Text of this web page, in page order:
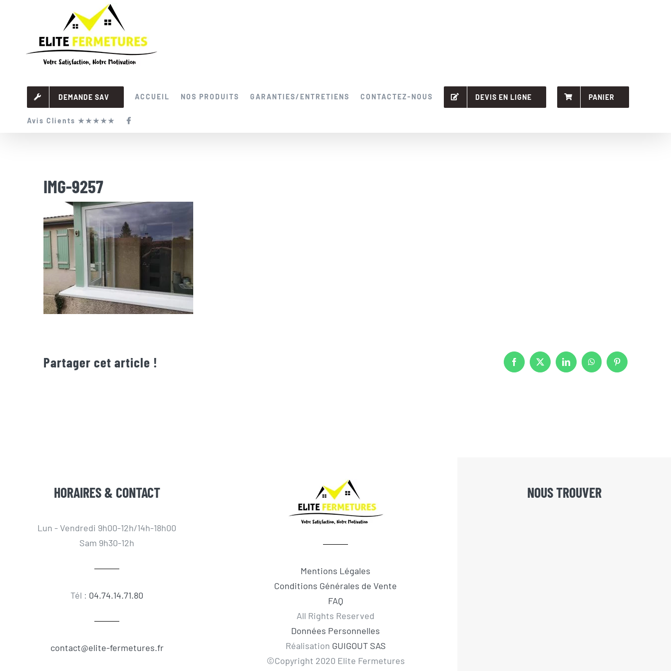
DEMANDE SAV ACCUEIL NOS PRODUITS GARANTIES/ENTRETIENS CONTACTEZ-NOUS DEVIS EN LIGNE PANIER
Avis Clients ★★★★★
IMG-9257
Partager cet article ! Facebook
X LinkedInWhatsAppPinterest
HORAIRES & CONTACT
Lun - Vendredi 9h00-12h/14h-18h00
Sam 9h30-12h
Tél : 04.74.14.71.80
contact@elite-fermetures.fr
Mentions Légales
Conditions Générales de Vente
FAQ
All Rights Reserved
Données Personnelles
Réalisation GUIGOUT SAS
©Copyright 2020 Elite Fermetures
NOUS TROUVER